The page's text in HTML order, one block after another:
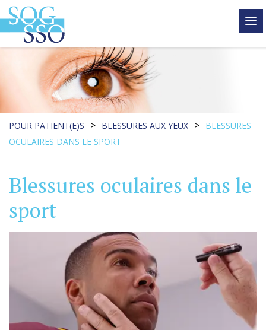
POUR PATIENT(E)S > BLESSURES AUX YEUX > BLESSURES
OCULAIRES DANS LE SPORT
Blessures oculaires dans le
sport